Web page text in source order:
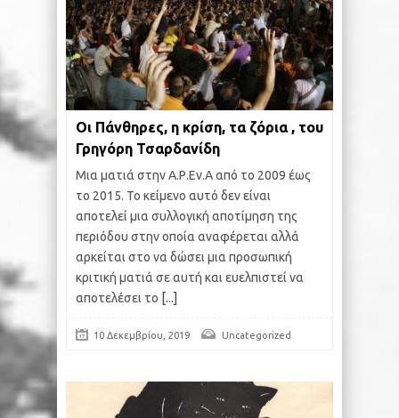
Οι Πάνθηρες, η κρίση, τα ζόρια , του
Γρηγόρη Τσαρδανίδη
Μια ματιά στην Α.Ρ.Εν.Α από το 2009 έως
το 2015. Το κείμενο αυτό δεν είναι
αποτελεί μια συλλογική αποτίμηση της
περιόδου στην οποία αναφέρεται αλλά
αρκείται στο να δώσει μια προσωπική
κριτική ματιά σε αυτή και ευελπιστεί να
αποτελέσει το [...]
10 Δεκεμβρίου, 2019 Uncategorized